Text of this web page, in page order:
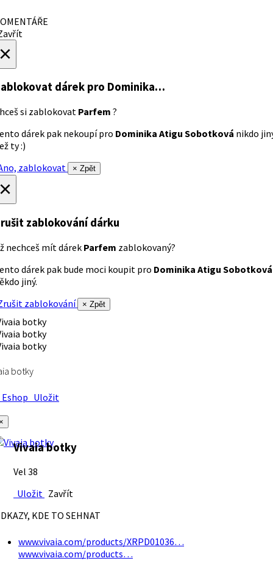
dárek pro Dominika…
si zablokovat Parfem ?
dárek pak nekoupí pro Dominika Atigu Sobotková nikdo
ty :)
zablokovat
× Zpět
zablokování dárku
nechceš mít dárek Parfem zablokovaný?
dárek pak bude moci koupit pro Dominika Atigu Sobotková
jiný.
zablokování
× Zpět
botky
Uložit
Vivaia botky
Vel 38
Uložit Zavřít
KDE TO SEHNAT
www.vivaia.com/products/XRPD01036…
www.vivaia.com/products…